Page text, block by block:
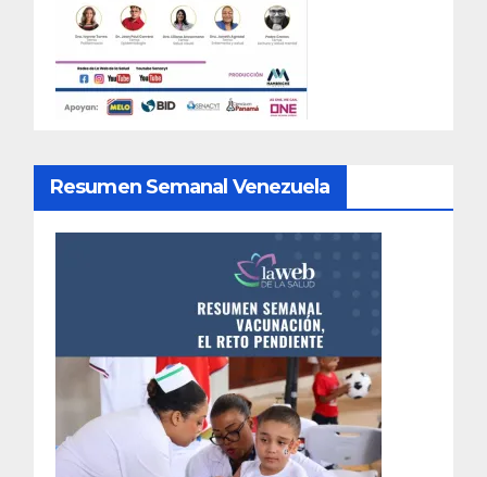
Resumen Semanal Venezuela